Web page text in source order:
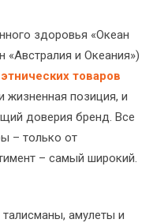
здоровья «Океан
«Австралия и Океания»)
товаров
жизненная позиция, и
доверия бренд. Все
– только от
– самый широкий.
амулеты и